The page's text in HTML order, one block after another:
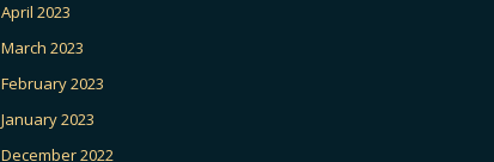
April 2023
March 2023
February 2023
January 2023
December 2022